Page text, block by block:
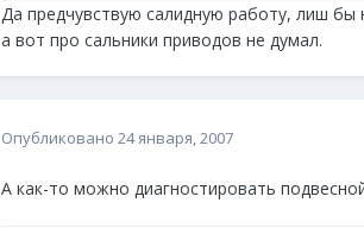
Да предчувствую салидную работу, лиш бы
а вот про сальники приводов не думал.
Опубликовано 24 января, 2007
А как-то можно диагностировать